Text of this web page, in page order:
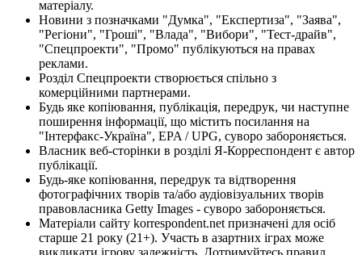
матеріалу.
Новини з позначками "Думка", "Експертиза", "Заява",
"Регіони", "Гроші", "Влада", "Вибори", "Тест-драйв",
"Спецпроекти", "Промо" публікуються на правах
реклами.
Розділ Спецпроекти створюється спільно з
комерційними партнерами.
Будь яке копіювання, публікація, передрук, чи наступне
поширення інформації, що містить посилання на
"Інтерфакс-Україна", EPA / UPG, суворо забороняється.
Власник веб-сторінки в розділі Я-Корреспондент є автор
публікації.
Будь-яке копіювання, передрук та відтворення
фотографічних творів та/або аудіовізуальних творів
правовласника Getty Images - суворо забороняється.
Матеріали сайту korrespondent.net призначені для осіб
старше 21 року (21+). Участь в азартних іграх може
викликати ігрову залежність. Дотримуйтесь правил